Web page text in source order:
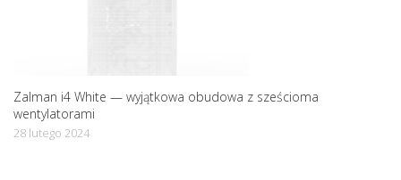
Zalman i4 White — wyjątkowa obudowa z sześcioma
wentylatorami
28 lutego 2024